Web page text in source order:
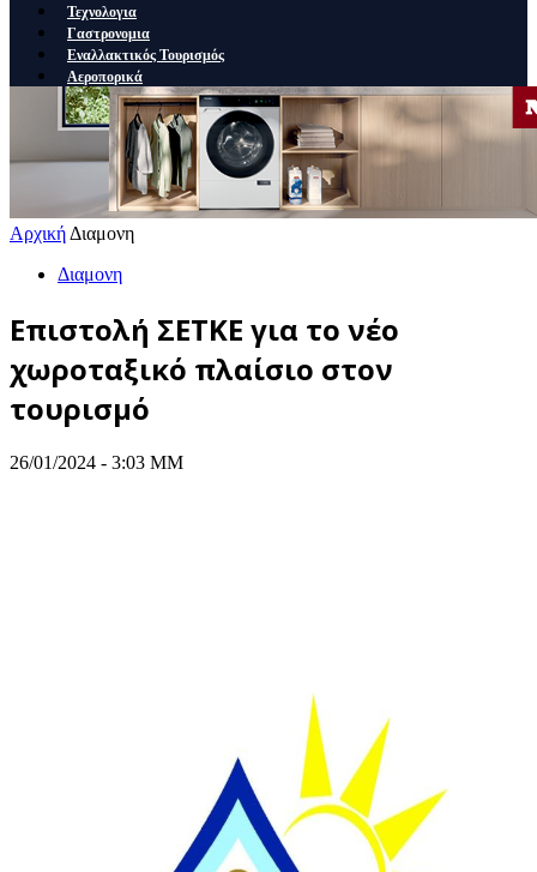
Τεχνολογια
Γαστρονομια
Εναλλακτικός Τουρισμός
Αεροπορικά
Αρχική Διαμονη
Διαμονη
Επιστολή ΣΕΤΚΕ για το νέο
χωροταξικό πλαίσιο στον
τουρισμό
26/01/2024 - 3:03 ΜΜ